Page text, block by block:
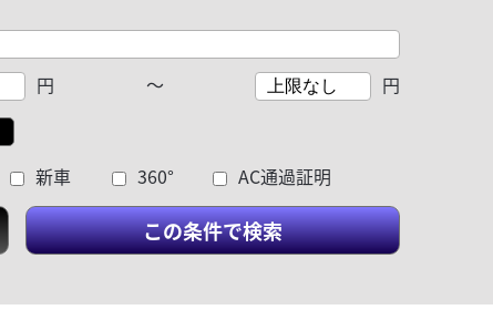
円 ～ 円
新車 360° AC通過証明
この条件で検索